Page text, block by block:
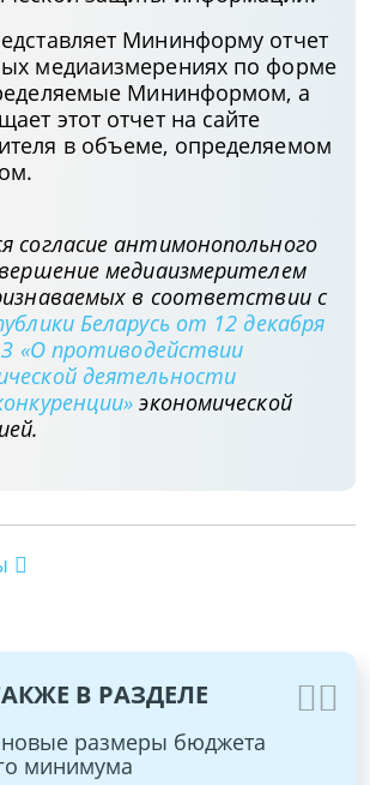
Мининформу отчет
медиаизмерениях по форме
Мининформом, а
этот отчет на сайте
в объеме, определяемом
согласие антимонопольного
медиаизмерителем
в соответствии с
Беларусь от 12 декабря
«О противодействии
деятельности
экономической
В РАЗДЕЛЕ
новые размеры бюджета
минимума